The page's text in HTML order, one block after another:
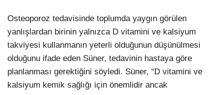
Osteoporoz tedavisinde toplumda yaygın görülen
yanlışlardan birinin yalnızca D vitamini ve kalsiyum
takviyesi kullanmanın yeterli olduğunun düşünülmesi
olduğunu ifade eden Süner, tedavinin hastaya göre
planlanması gerektiğini söyledi. Süner, “D vitamini ve
kalsiyum kemik sağlığı için önemlidir ancak